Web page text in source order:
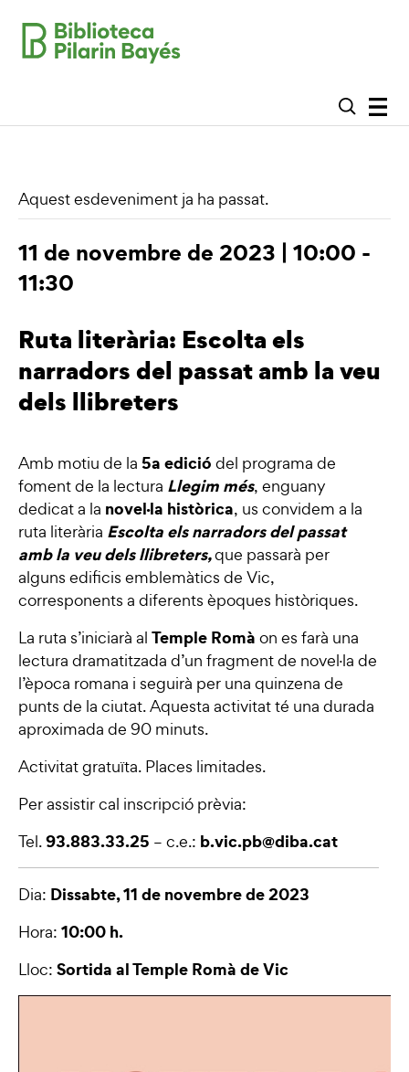
Aquest esdeveniment ja ha passat.
11 de novembre de 2023 | 10:00 -
11:30
Ruta literària: Escolta els
narradors del passat amb la veu
dels llibreters
Amb motiu de la 5a edició del programa de
foment de la lectura Llegim més, enguany
dedicat a la novel·la històrica, us convidem a la
ruta literària Escolta els narradors del passat
amb la veu dels llibreters,que passarà per
alguns edificis emblemàtics de Vic,
corresponents a diferents èpoques històriques.
La ruta s’iniciarà al Temple Romà on es farà una
lectura dramatitzada d’un fragment de novel·la de
l’època romana i seguirà per una quinzena de
punts de la ciutat. Aquesta activitat té una durada
aproximada de 90 minuts.
Activitat gratuïta. Places limitades.
Per assistir cal inscripció prèvia:
Tel.93.883.33.25 – c.e.: b.vic.pb@diba.cat
Dia: Dissabte, 11 de novembre de 2023
Hora: 10:00 h.
Lloc: Sortida al Temple Romà de Vic